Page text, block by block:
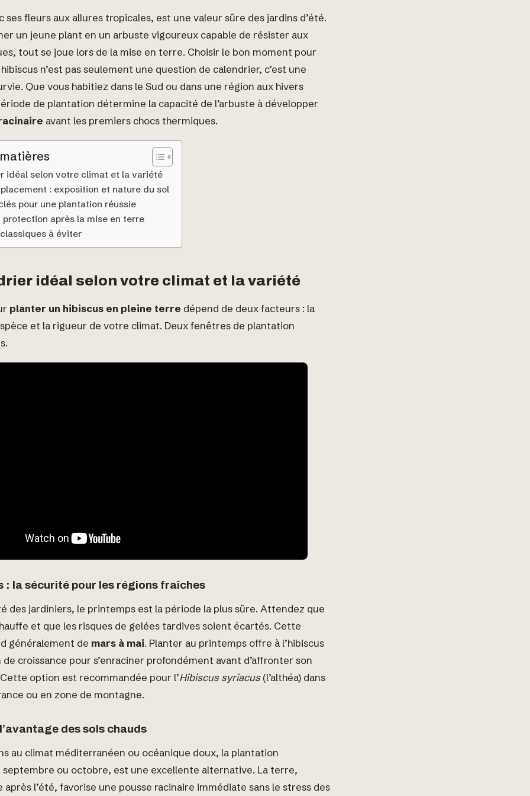
ses fleurs aux allures tropicales, est une valeur sûre des jardins d’été.
un jeune plant en un arbuste vigoureux capable de résister aux
tout se joue lors de la mise en terre. Choisir le bon moment pour
n’est pas seulement une question de calendrier, c’est une
Que vous habitiez dans le Sud ou dans une région aux hivers
de plantation détermine la capacité de l’arbuste à développer
avant les premiers chocs thermiques.
idéal selon votre climat et la variété
: exposition et nature du sol
pour une plantation réussie
après la mise en terre
à éviter
idéal selon votre climat et la variété
planter un hibiscus en pleine terre dépend de deux facteurs : la
et la rigueur de votre climat. Deux fenêtres de plantation
: la sécurité pour les régions fraîches
des jardiniers, le printemps est la période la plus sûre. Attendez que
et que les risques de gelées tardives soient écartés. Cette
généralement de mars à mai. Planter au printemps offre à l’hibiscus
croissance pour s’enraciner profondément avant d’affronter son
option est recommandée pour l’Hibiscus syriacus(l’althéa) dans
ou en zone de montagne.
des sols chauds
au climat méditerranéen ou océanique doux, la plantation
septembre ou octobre, est une excellente alternative. La terre,
après l’été, favorise une pousse racinaire immédiate sans le stress des